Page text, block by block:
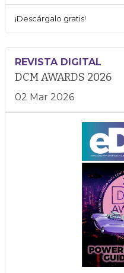
¡Descárgalo gratis!
REVISTA DIGITAL
DCM AWARDS 2026
02 Mar 2026